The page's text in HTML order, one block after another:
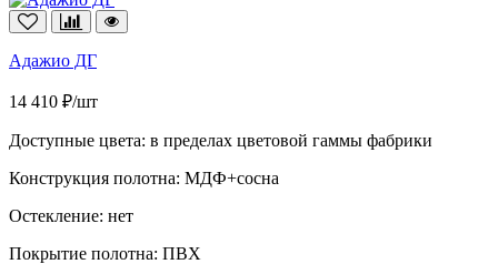
Адажио ДГ
14 410 ₽/шт
Доступные цвета: в пределах цветовой гаммы фабрики
Конструкция полотна: МДФ+сосна
Остекление: нет
Покрытие полотна: ПВХ